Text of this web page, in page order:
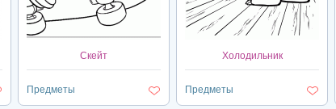
Скейт
Предметы
Холодильник
Предметы